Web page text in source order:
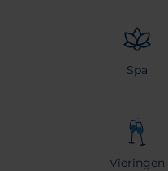
Spa
Vieringen